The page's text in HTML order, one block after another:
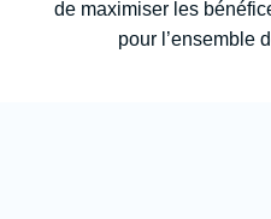
de maximiser les
pour l’ensemble